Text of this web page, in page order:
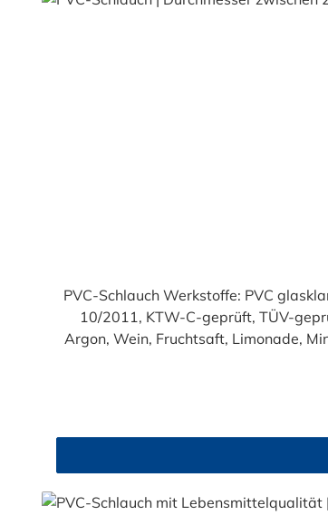
Durchschnittliche Bewertung von 4.7
PVC-Schlauch Werkstoffe: PVC glasklar, Lebensmittelqualität geprüft entsprechend den Anforderungen der Verordnung (EG) 1935/2004 und der Verordnung (EU)
10/2011, KTW-C-geprüft, TÜV-geprüft, LABS-freie Produktion
Argon, Wein, Fruchtsaft, Limonade,